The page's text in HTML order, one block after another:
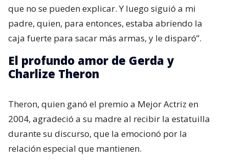
que no se pueden explicar. Y luego siguió a mi
padre, quien, para entonces, estaba abriendo la
caja fuerte para sacar más armas, y le disparó”.
El profundo amor de Gerda y
Charlize Theron
Theron, quien ganó el premio a Mejor Actriz en
2004, agradeció a su madre al recibir la estatuilla
durante su discurso, que la emocionó por la
relación especial que mantienen.